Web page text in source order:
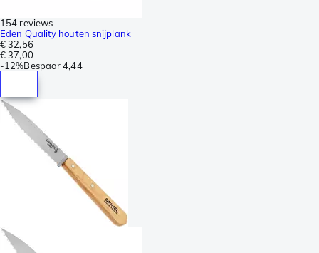
154 reviews
Eden Quality houten snijplank
€ 32,56
€ 37,00
-12%Bespaar 4,44